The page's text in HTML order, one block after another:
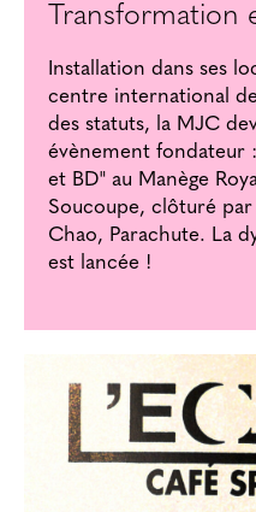
Installation dans ses
centre international
des statuts, la MJC
évènement fondateur
et BD" au Manège
Soucoupe, clôturé
Chao, Parachute. La
est lancée !